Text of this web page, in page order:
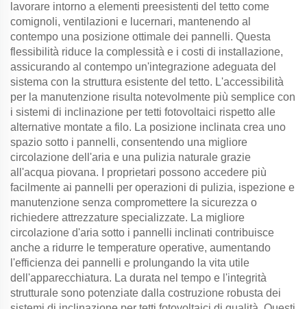
lavorare intorno a elementi preesistenti del tetto come
comignoli, ventilazioni e lucernari, mantenendo al
contempo una posizione ottimale dei pannelli. Questa
flessibilità riduce la complessità e i costi di installazione,
assicurando al contempo un'integrazione adeguata del
sistema con la struttura esistente del tetto. L'accessibilità
per la manutenzione risulta notevolmente più semplice con
i sistemi di inclinazione per tetti fotovoltaici rispetto alle
alternative montate a filo. La posizione inclinata crea uno
spazio sotto i pannelli, consentendo una migliore
circolazione dell'aria e una pulizia naturale grazie
all'acqua piovana. I proprietari possono accedere più
facilmente ai pannelli per operazioni di pulizia, ispezione e
manutenzione senza compromettere la sicurezza o
richiedere attrezzature specializzate. La migliore
circolazione d'aria sotto i pannelli inclinati contribuisce
anche a ridurre le temperature operative, aumentando
l'efficienza dei pannelli e prolungando la vita utile
dell'apparecchiatura. La durata nel tempo e l'integrità
strutturale sono potenziate dalla costruzione robusta dei